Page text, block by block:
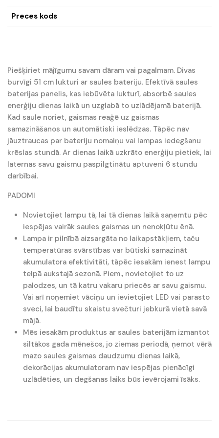
Preces kods
Piešķiriet mājīgumu savam dāram vai pagalmam. Divas
burvīgi 51 cm lukturi ar saules bateriju. Efektīvā saules
baterijas panelis, kas iebūvēta lukturī, absorbē saules
enerģiju dienas laikā un uzglabā to uzlādējamā baterijā.
Kad saule noriet, gaismas reaģē uz gaismas
samazināšanos un automātiski ieslēdzas. Tāpēc nav
jāuztraucas par bateriju nomaiņu vai lampas iedegšanu
krēslas stundā. Ar dienas laikā uzkrāto enerģiju pietiek, lai
laternas savu gaismu paspilgtinātu aptuveni 6 stundu
darbībai.
PADOMI
Novietojiet lampu tā, lai tā dienas laikā saņemtu pēc
iespējas vairāk saules gaismas un nenokļūtu ēnā.
Lampa ir pilnībā aizsargāta no laikapstākļiem, taču
temperatūras svārstības var būtiski samazināt
akumulatora efektivitāti, tāpēc iesakām ienest lampu
telpā aukstajā sezonā. Piem., novietojiet to uz
palodzes, un tā katru vakaru priecēs ar savu gaismu.
Vai arī noņemiet vāciņu un ievietojiet LED vai parasto
sveci, lai baudītu skaistu svečturi jebkurā vietā savā
mājā.
Mēs iesakām produktus ar saules baterijām izmantot
siltākos gada mēnešos, jo ziemas periodā, ņemot vērā
mazo saules gaismas daudzumu dienas laikā,
dekorācijas akumulatoram nav iespējas pienācīgi
uzlādēties, un degšanas laiks būs ievērojami īsāks.